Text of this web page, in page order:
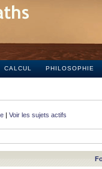
CALCUL PHILOSOPHIE
| Voir les sujets actifs